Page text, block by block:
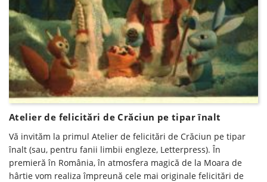
Atelier de felicitări de Crăciun pe tipar înalt
Vă invităm la primul Atelier de felicitări de Crăciun pe tipar
înalt (sau, pentru fanii limbii engleze, Letterpress). În
premieră în România, în atmosfera magică de la Moara de
hârtie vom realiza împreună cele mai originale felicitări de